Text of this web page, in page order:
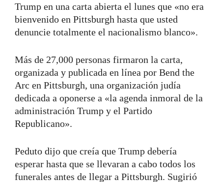
Trump en una carta abierta el lunes que «no era
bienvenido en Pittsburgh hasta que usted
denuncie totalmente el nacionalismo blanco».
Más de 27,000 personas firmaron la carta,
organizada y publicada en línea por Bend the
Arc en Pittsburgh, una organización judía
dedicada a oponerse a «la agenda inmoral de la
administración Trump y el Partido
Republicano».
Peduto dijo que creía que Trump debería
esperar hasta que se llevaran a cabo todos los
funerales antes de llegar a Pittsburgh. Sugirió